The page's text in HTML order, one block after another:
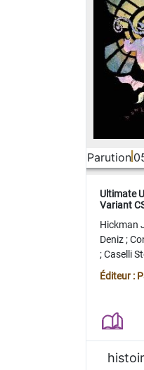
Parution
Ultimate
Variant
Hickman
Deniz;
;Caselli
Juan
Éditeur :